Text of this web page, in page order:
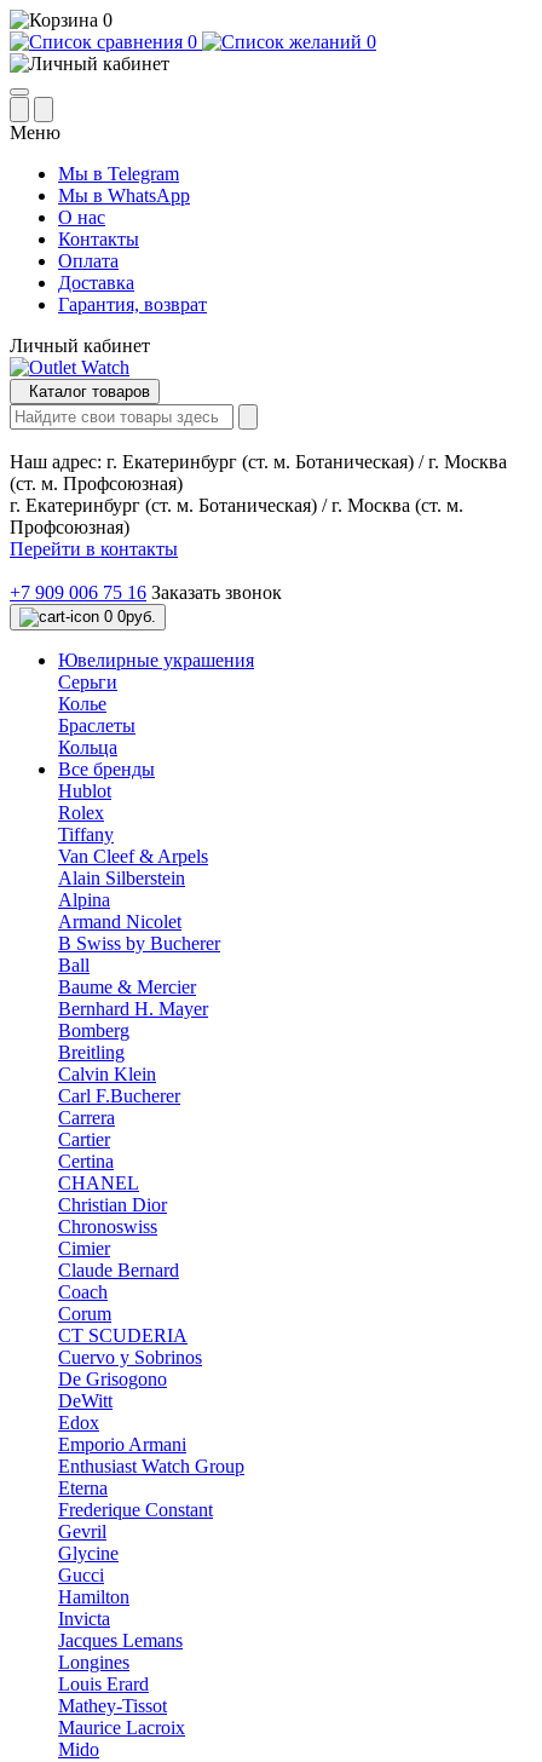
0
0
0
Меню
Мы в Telegram
Мы в WhatsApp
О нас
Контакты
Оплата
Доставка
Гарантия, возврат
Личный кабинет
Каталог товаров
Наш адрес: г. Екатеринбург (ст. м. Ботаническая) / г. Москва
(ст. м. Профсоюзная)
г. Екатеринбург (ст. м. Ботаническая) / г. Москва (ст. м.
Профсоюзная)
Перейти в контакты
+7 909 006 75 16 Заказать звонок
0 0руб.
Ювелирные украшения
Серьги
Колье
Браслеты
Кольца
Все бренды
Hublot
Rolex
Tiffany
Van Cleef & Arpels
Alain Silberstein
Alpina
Armand Nicolet
B Swiss by Bucherer
Ball
Baume & Mercier
Bernhard H. Mayer
Bomberg
Breitling
Calvin Klein
Carl F.Bucherer
Carrera
Cartier
Certina
CHANEL
Christian Dior
Chronoswiss
Cimier
Claude Bernard
Coach
Corum
CT SCUDERIA
Cuervo y Sobrinos
De Grisogono
DeWitt
Edox
Emporio Armani
Enthusiast Watch Group
Eterna
Frederique Constant
Gevril
Glycine
Gucci
Hamilton
Invicta
Jacques Lemans
Longines
Louis Erard
Mathey-Tissot
Maurice Lacroix
Mido